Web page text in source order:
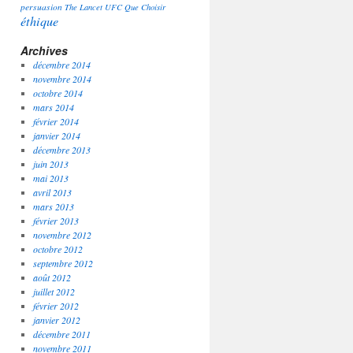
persuasion The Lancet UFC Que Choisir
éthique
Archives
décembre 2014
novembre 2014
octobre 2014
mars 2014
février 2014
janvier 2014
décembre 2013
juin 2013
mai 2013
avril 2013
mars 2013
février 2013
novembre 2012
octobre 2012
septembre 2012
août 2012
juillet 2012
février 2012
janvier 2012
décembre 2011
novembre 2011